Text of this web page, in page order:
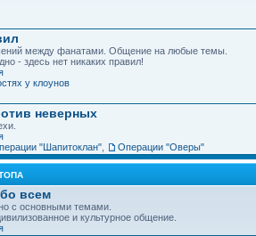
между фанатами. Общение на любые темы.
- здесь нет никаких правил!
у клоунов
неверных
"Шапитоклан" Операции "Оверы"
всем
с основными темами.
и культурное общение.